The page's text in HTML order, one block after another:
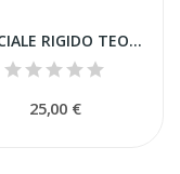
BRACCIALE RIGIDO TEODORA
25,00 €